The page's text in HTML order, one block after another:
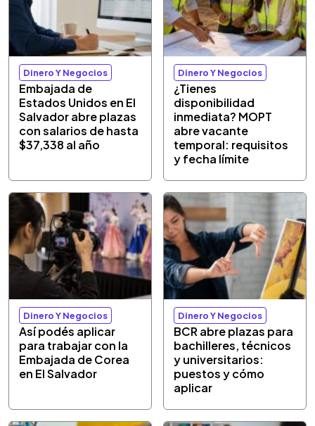
Dinero Y Negocios
Embajada de
Estados Unidos en El
Salvador abre plazas
con salarios de hasta
$37,338 al año
Dinero Y Negocios
¿Tienes
disponibilidad
inmediata? MOPT
abre vacante
temporal: requisitos
y fecha límite
Dinero Y Negocios
Así podés aplicar
para trabajar con la
Embajada de Corea
en El Salvador
Dinero Y Negocios
BCR abre plazas para
bachilleres, técnicos
y universitarios:
puestos y cómo
aplicar